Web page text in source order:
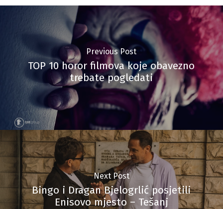
Previous Post
TOP 10 horor filmova koje obavezno
trebate pogledati
Next Post
Bingo i Dragan Bjelogrlić posjetili
Enisovo mjesto – Tešanj